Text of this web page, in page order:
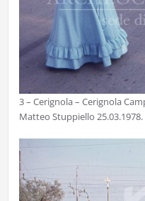
3 – Cerignola – Cerignola
Matteo Stuppiello 25.03.1978.